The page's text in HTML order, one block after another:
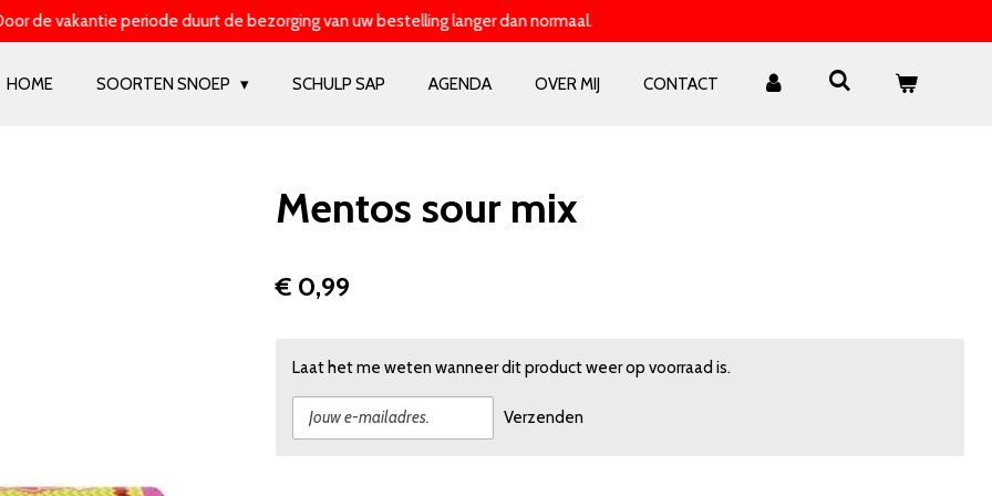
de vakantie periode duurt de bezorging van uw bestelling langer dan normaal.
HOME SOORTEN SNOEP SCHULP SAP AGENDA OVER MIJ CONTACT
Mentos sour mix
€ 0,99
Laat het me weten wanneer dit product weer op voorraad is.
Verzenden